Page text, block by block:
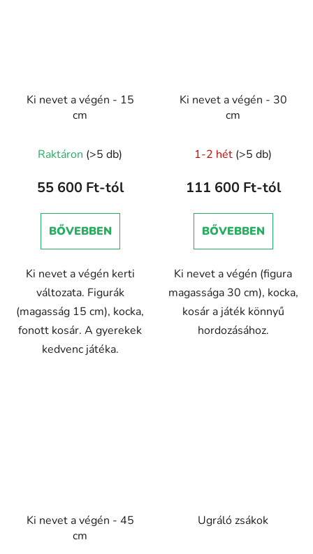
Ki nevet a végén - 15
cm
Raktáron (>5 db)
55 600 Ft-tól
BŐVEBBEN
Ki nevet a végén kerti
változata. Figurák
(magasság 15 cm), kocka,
fonott kosár. A gyerekek
kedvenc játéka.
Ki nevet a végén - 30
cm
1-2 hét (>5 db)
111 600 Ft-tól
BŐVEBBEN
Ki nevet a végén (figura
magassága 30 cm), kocka,
kosár a játék könnyű
hordozásához.
Ki nevet a végén - 45
cm
Ugráló zsákok